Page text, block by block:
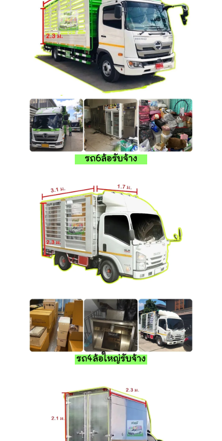
รถ6ล้อรับจ้าง
รถ4ล้อใหญ่รับจ้าง